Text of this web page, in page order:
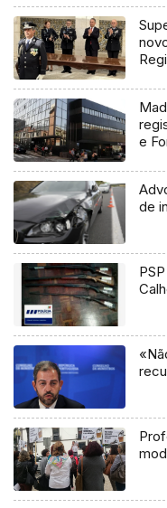
e
de